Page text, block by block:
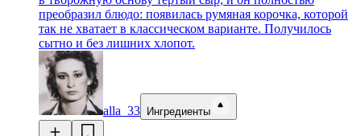
преобразил блюдо: появилась румяная корочка, которой
так не хватает в классическом варианте. Получилось
сытно и без лишних хлопот.
alla_33 Ингредиенты